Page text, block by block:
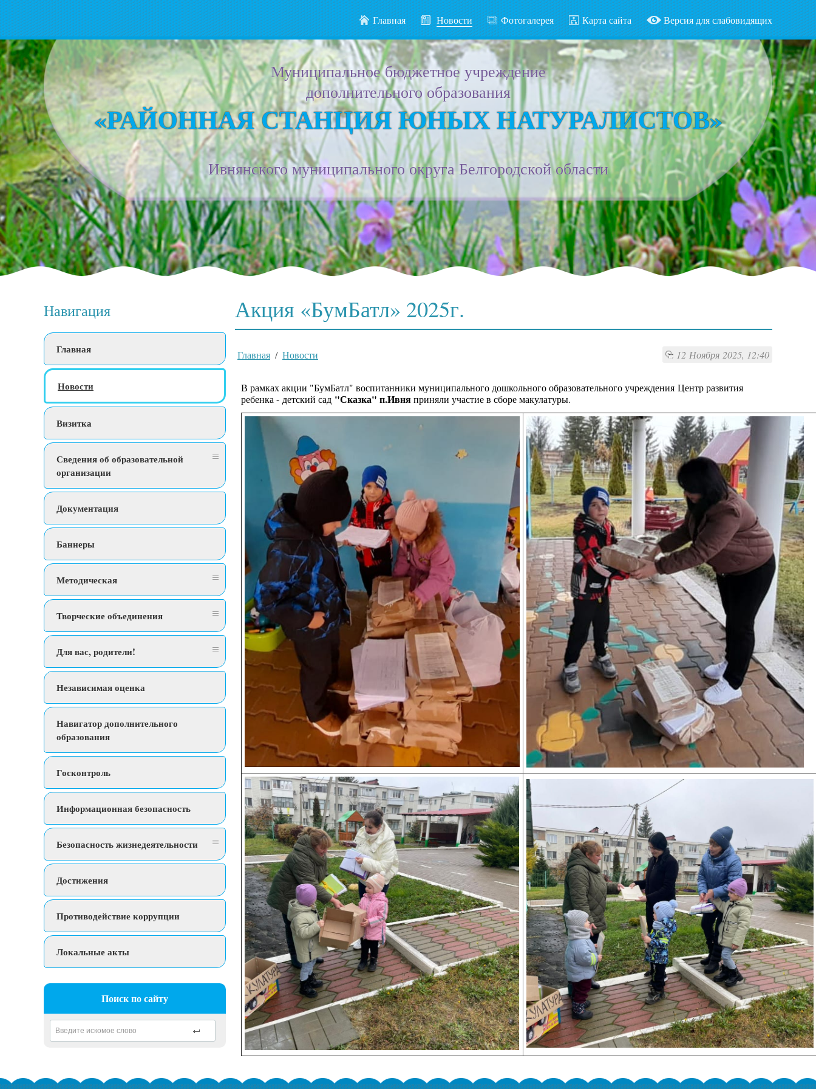
Главная Новости Фотогалерея Карта сайта Версия для слабовидящих
Муниципальное бюджетное учреждение
дополнительного образования
«РАЙОННАЯ СТАНЦИЯ ЮНЫХ НАТУРАЛИСТОВ»
Ивнянского муниципального округа Белгородской области
Навигация
Главная
Новости
Визитка
Сведения об образовательной
организации
Документация
Баннеры
Методическая
Творческие объединения
Для вас, родители!
Независимая оценка
Навигатор дополнительного
образования
Госконтроль
Информационная безопасность
Безопасность жизнедеятельности
Достижения
Противодействие коррупции
Локальные акты
Поиск по сайту
Акция «БумБатл» 2025г.
Главная / Новости 12 Ноября 2025, 12:40
В рамках акции "БумБатл" воспитанники муниципального дошкольного образовательного учреждения Центр развития
ребенка - детский сад "Сказка" п.Ивняприняли участие в сборе макулатуры.